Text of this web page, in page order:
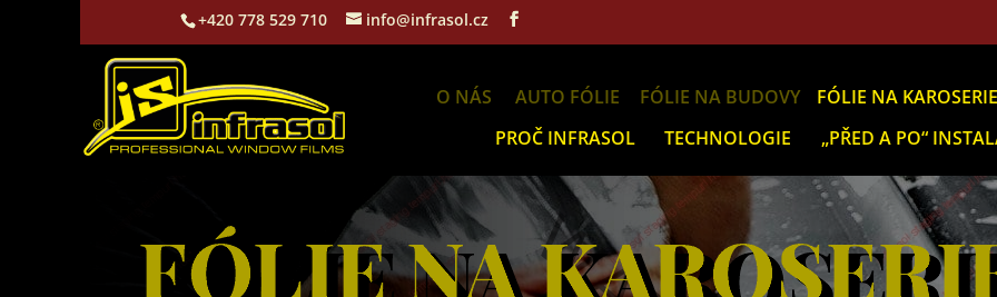
+420 778 529 710 info@infrasol.cz
O NÁS AUTO FÓLIE FÓLIE NA BUDOVY
FÓLIE NA KAROSERIE
PROČ INFRASOL
TECHNOLOGIE „PŘED A PO“